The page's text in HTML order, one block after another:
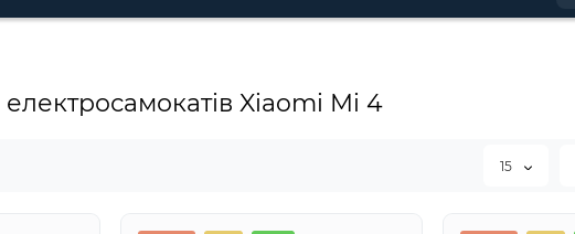
Xiaomi Mi 4
15